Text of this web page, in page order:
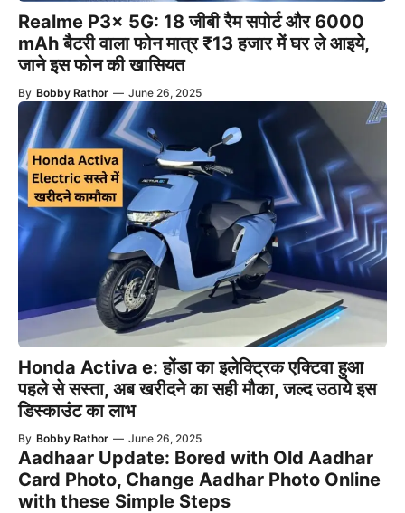
Realme P3x 5G: 18 जीबी रैम सपोर्ट और 6000
mAh बैटरी वाला फोन मात्र ₹13 हजार में घर ले आइये,
जाने इस फोन की खासियत
By Bobby Rathor — June 26, 2025
Honda Activa e: होंडा का इलेक्ट्रिक एक्टिवा हुआ
पहले से सस्ता, अब खरीदने का सही मौका, जल्द उठाये इस
डिस्काउंट का लाभ
By Bobby Rathor — June 26, 2025
Aadhaar Update: Bored with Old Aadhar
Card Photo, Change Aadhar Photo Online
with these Simple Steps